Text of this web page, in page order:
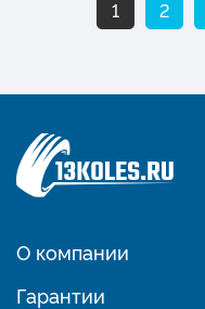
1 2
О компании
Гарантии